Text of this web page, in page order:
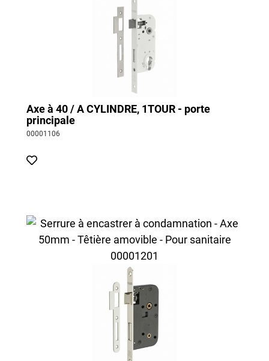
Axe à 40 / A CYLINDRE, 1TOUR - porte
principale
00001106